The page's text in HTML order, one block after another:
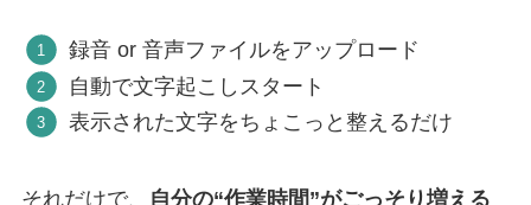
録音 or 音声ファイルをアップロード
自動で文字起こしスタート
表示された文字をちょこっと整えるだけ
それだけで、
自分の“作業時間”がごっそり増える